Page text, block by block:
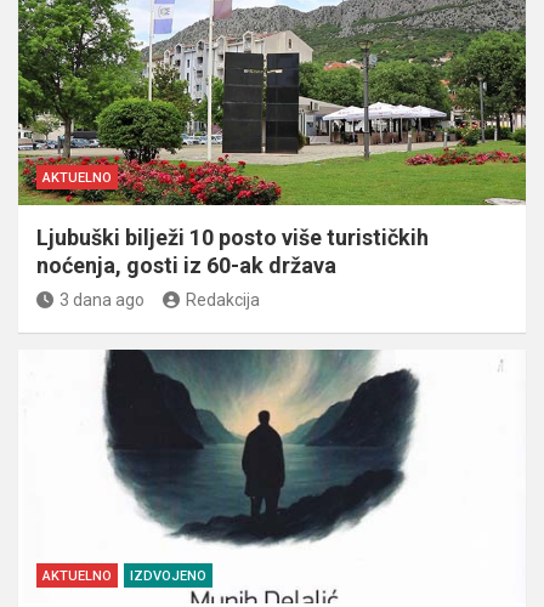
AKTUELNO
Ljubuški bilježi 10 posto više turističkih
noćenja, gosti iz 60-ak država
3 dana ago Redakcija
AKTUELNO IZDVOJENO